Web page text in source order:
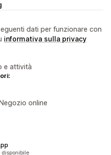
dati per funzionare con
informativa sulla privacy
e attività
online
disponibile